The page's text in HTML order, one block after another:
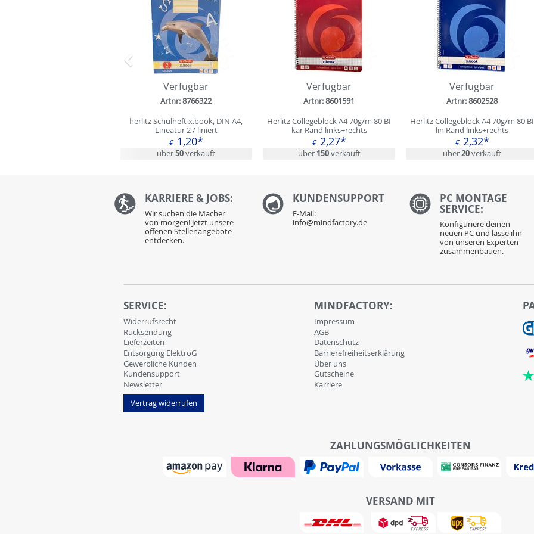
Verfügbar
Artnr: 8766322
herlitz Schulheft x.book, DIN A4,
Lineatur 2 / liniert
€1,20*
über50verkauft
Verfügbar
Artnr: 8601591
Herlitz Collegeblock A4 70g/m 80 BI
kar Rand links+rechts
€2,27*
über 150verkauft
Verfügbar
Artnr: 8602528
Herlitz Collegeblock A4 70g/m 80 BI
lin Rand links+rechts
€2,32*
über20verkauft
Zurück
KARRIERE & JOBS:
Wir suchen die Macher
von morgen! Jetzt unsere
offenen Stellenangebote
entdecken.
KUNDENSUPPORT
E-Mail:
info@mindfactory.de
PC MONTAGE
SERVICE:
Konfiguriere deinen
neuen PC und lasse ihn
von unseren Experten
zusammenbauen.
SERVICE:
Widerrufsrecht
Rücksendung
Lieferzeiten
Entsorgung ElektroG
Gewerbliche Kunden
Kundensupport
Newsletter
Vertrag widerrufen
MINDFACTORY:
Impressum
AGB
Datenschutz
Barrierefreiheitserklärung
Über uns
Gutscheine
Karriere
ZAHLUNGSMÖGLICHKEITEN
VERSAND MIT